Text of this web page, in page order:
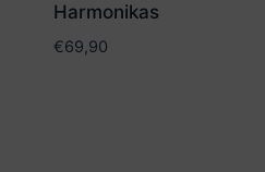
Harmonikas
€69,90